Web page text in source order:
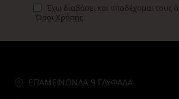
νερό.
Έχω διαβάσει και αποδέχομαι τους
Όροι Χρήσης
ΕΠΑΜΕΙΝΩΝΔΑ 9 ΓΛΥΦΑΔΑ